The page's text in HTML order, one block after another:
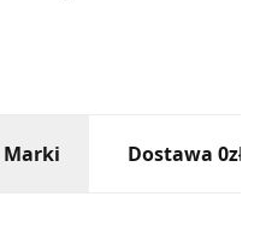
Marki Dostawa 0zł